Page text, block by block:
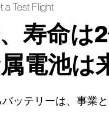
a Test Flight
寿命は
電池は
ッテリーは、事業